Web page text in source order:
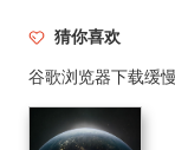
猜你喜欢
谷歌浏览器下载缓